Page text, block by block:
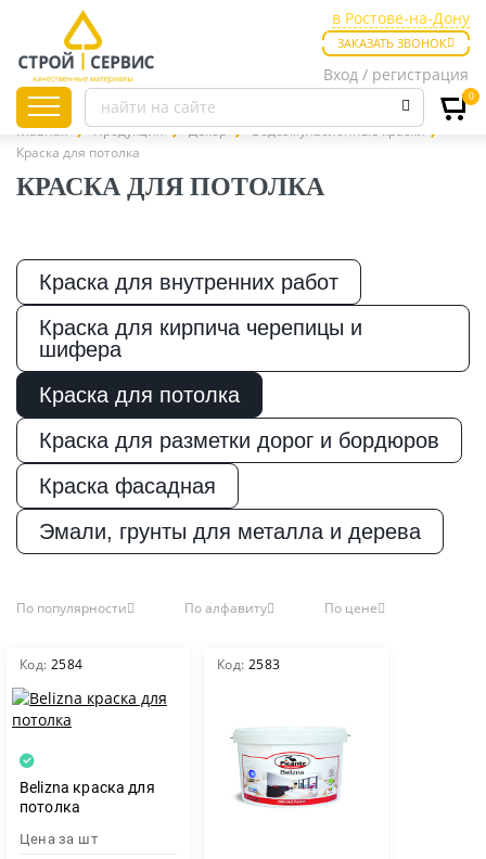
в Ростове-на-Дону
в Ростове-на-Дону
в Таганроге
ЗАКАЗАТЬ ЗВОНОК
Вход / регистрация
Утепление
Материалы для
отделки
Пиломатериалы
дерева
0
Главная Продукция Декор
Водоэмульсионные краски
Краска для потолка
КРАСКА ДЛЯ ПОТОЛКА
Краска для внутренних работ
Краска для кирпича черепицы и
шифера
Краска для потолка
Краска для разметки дорог и бордюров
Краска фасадная
Эмали, грунты для металла и дерева
20 кг
По популярности По алфавиту По цене
Код: 2584
Belizna краска для
потолка
Цена за шт
Код: 2583